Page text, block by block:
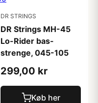
DR STRINGS
DR Strings MH-45
Lo-Rider bas-
strenge, 045-105
299,00 kr
Køb her